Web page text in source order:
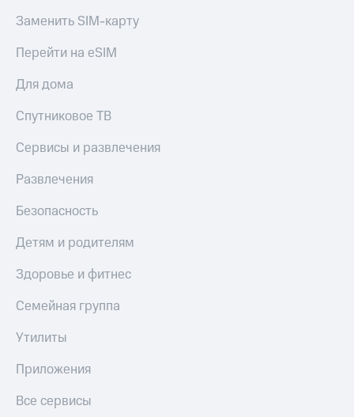
и
с
на карту
по QR-
за границей
магазин
и
часы
трекеры
Заменить SIM-карту
Перейти на eSIM
Для дома
Спутниковое ТВ
Сервисы и развлечения
Развлечения
Безопасность
Детям и родителям
Здоровье и фитнес
Семейная группа
Утилиты
Приложения
Все сервисы